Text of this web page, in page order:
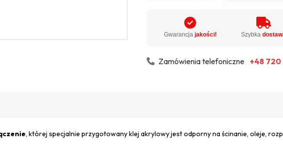
Gwarancja jakości! Szybka
Zamówienia telefoniczne +48 720
, której specjalnie przygotowany klej akrylowy jest odporny na ścinanie, oleje,